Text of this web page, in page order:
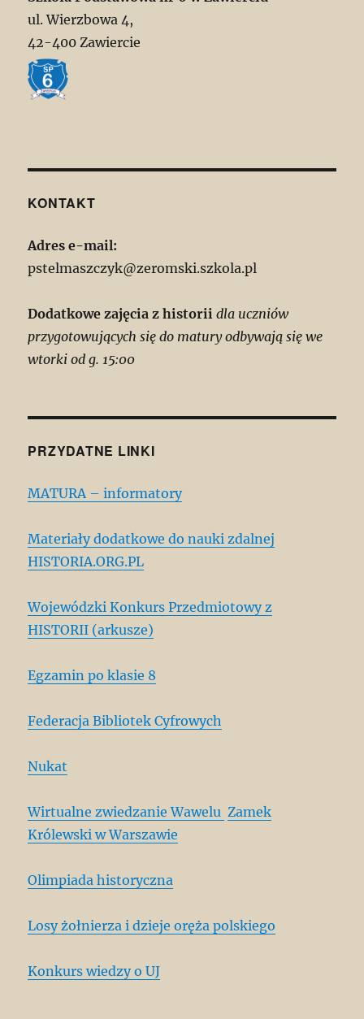
ul. Wierzbowa 4,
42-400 Zawiercie
KONTAKT
Adres e-mail:
pstelmaszczyk@zeromski.szkola.pl
Dodatkowe zajęcia z historii dla uczniów
przygotowujących się do matury odbywają się we
wtorki od g. 15:00
PRZYDATNE LINKI
MATURA – informatory
Materiały dodatkowe do nauki zdalnej
HISTORIA.ORG.PL
Wojewódzki Konkurs Przedmiotowy z
HISTORII (arkusze)
Egzamin po klasie 8
Federacja Bibliotek Cyfrowych
Nukat
Wirtualne zwiedzanie Wawelu Zamek
Królewski w Warszawie
Olimpiada historyczna
Losy żołnierza i dzieje oręża polskiego
Konkurs wiedzy o UJ